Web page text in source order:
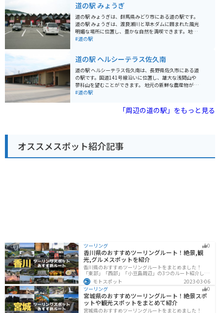
を楽しむことができます。 バイクで訪れる場合、道の駅
には広い駐車場が完備されているので安心です。周辺に
は、渓谷美で知られる吾妻渓谷や、温泉地として知られ
る老神温泉など、観光スポットも点在しています。道の
駅を拠点に、ツーリングを楽しむのも良いでしょう。 道
楽しんでみてください。
道の駅 みょうぎ
道の駅 みょうぎは、群馬県みどり市にある道の駅です。
道の駅 みょうぎは、渡良瀬川と草木ダムに囲まれた風光
明媚な場所に位置し、豊かな自然を満喫できます。地元
の農産物や特産品を販売する直売所や、地元食材を使っ
ードは、景色も良く、ツーリングに最適なルートです。
道の駅には、バイクスタンドも設置されているので、安
心して休憩できます。 周辺には、草木ダムやわたらせ渓
谷鐵道など、観光スポットも充実しています。特に、秋
には、草木ダム湖畔の紅葉が美しく、多くの観光客が訪
#道の駅
道の駅 ヘルシーテラス佐久南
道の駅 ヘルシーテラス佐久南は、長野県佐久市にある道
の駅です。国道141号線沿いに位置し、雄大な浅間山や
蓼科山を望むことができます。 地元の新鮮な農産物が豊
富に揃っており、特に高原野菜は人気です。採れたての
されており、お土産にもおすすめです。 また、併設され
ているレストランでは、地元の食材をふんだんに使った
す。道の駅 ヘルシーテラス佐久南は、雄大な自然を感じ
ながら、地元の美味しいものを楽しめるスポットです。
#道の駅
「周辺の道の駅」をもっと見る
オススメスポット紹介記事
ツーリング 0
香川県のおすすめツーリングルート！絶景,観
光,グルメスポットを紹介
香川県のおすすめツーリングルートをまとめました！
「東部」「西部」「小豆島周辺」の3つのルート紹介しま
す。自然豊かな山から海、絶品グルメを満喫するツーリ
ングができます。バイクで香川県にツーリングに行く際
は参考にしてください。
モトスポット
2023-03-06
ツーリング
0
宮城県のおすすめツーリングルート！絶景スポ
ットや観光スポットをまとめて紹介
宮城県のおすすめツーリングルートをまとめました！